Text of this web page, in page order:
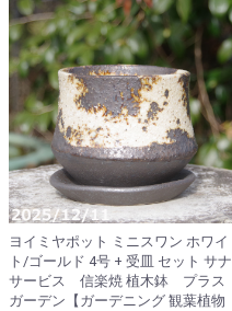
ヨイミヤポット ミニスワン ホワイ
ト/ゴールド 4号 + 受皿 セット サナ
サービス 信楽焼 植木鉢 プラス
ガーデン【ガーデニング 観葉植物